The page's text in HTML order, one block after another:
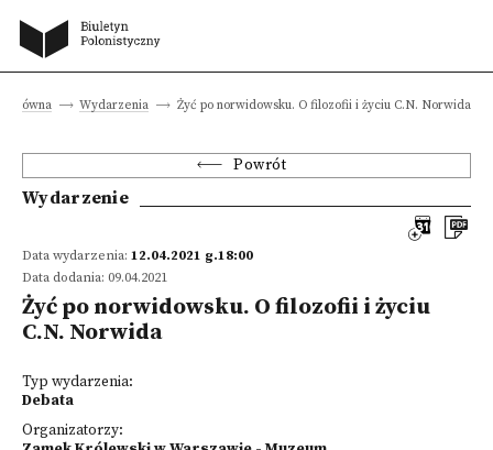
główna Wydarzenia Żyć po norwidowsku. O filozofii i życiu C.N. Norwida
Powrót
Wydarzenie
Data wydarzenia: 12.04.2021 g.18:00
Data dodania: 09.04.2021
Żyć po norwidowsku. O filozofii i życiu
C.N. Norwida
Typ wydarzenia:
Debata
Organizatorzy: